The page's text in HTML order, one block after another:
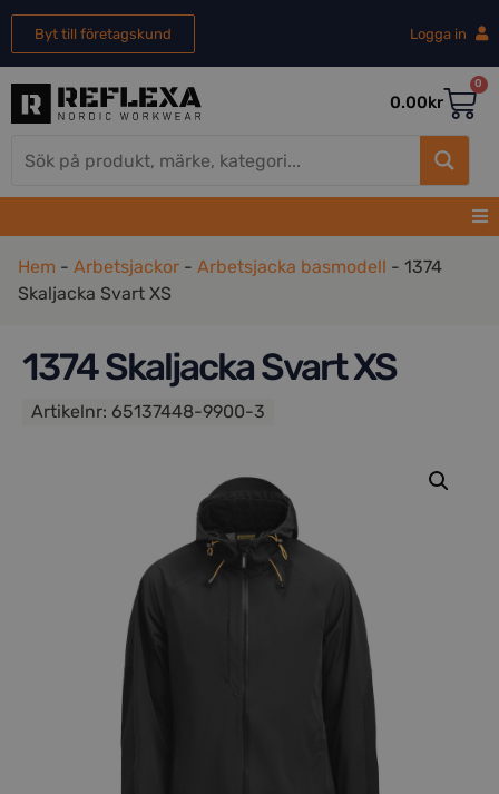
Byt till företagskund Logga in
0.00kr
0
Hem - Arbetsjackor - Arbetsjacka basmodell - 1374
Skaljacka Svart XS
1374 Skaljacka Svart XS
Artikelnr: 65137448-9900-3